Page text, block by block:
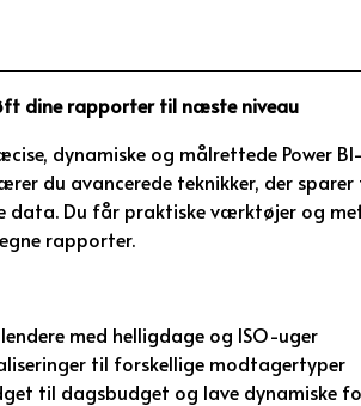
dine rapporter til næste niveau
dynamiske og målrettede Power
du avancerede teknikker, der
data. Du får praktiske værktøjer og
rapporter.
med helligdage og ISO-uger
til forskellige modtagertyper
til dagsbudget og lave dynamiske